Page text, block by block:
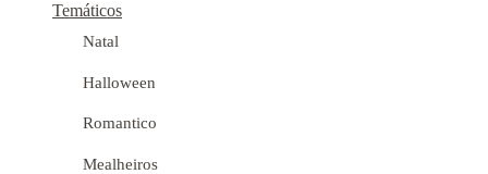
Temáticos
Natal
Halloween
Romantico
Mealheiros